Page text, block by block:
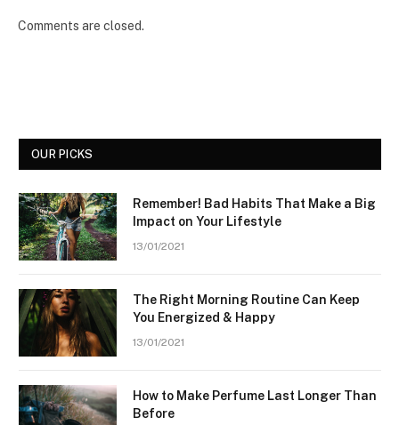
Comments are closed.
OUR PICKS
Remember! Bad Habits That Make a Big
Impact on Your Lifestyle
13/01/2021
The Right Morning Routine Can Keep
You Energized & Happy
13/01/2021
How to Make Perfume Last Longer Than
Before